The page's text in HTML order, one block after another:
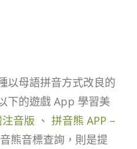
以母語拼音方式改良的
下的遊戲 App 學習美
音版 、 拼音熊 APP –
熊音標查詢，則是提